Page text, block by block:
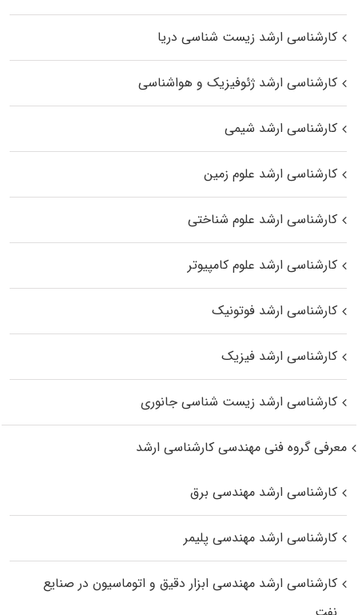
کارشناسی ارشد زیست‌ شناسی دریا
کارشناسی ارشد ژئوفیزیک و هواشناسی
کارشناسی ارشد شیمی
کارشناسی ارشد علوم زمین
کارشناسی ارشد علوم شناختی
کارشناسی ارشد علوم کامپیوتر
کارشناسی ارشد فوتونیک
کارشناسی ارشد فیزیک
کارشناسی ارشد زیست‌ شناسی جانوری
معرفی گروه فنی مهندسی کارشناسی ارشد
کارشناسی ارشد مهندسی برق
کارشناسی ارشد مهندسی پلیمر
کارشناسی ارشد مهندسی ابزار دقیق و اتوماسیون در صنایع